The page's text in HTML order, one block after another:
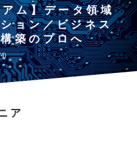
ム】データ領域
ョン／ビジネス
築のプロへ
ア